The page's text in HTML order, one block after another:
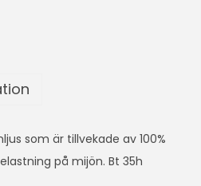
som är tillvekade av 100%
på mijön. Bt 35h